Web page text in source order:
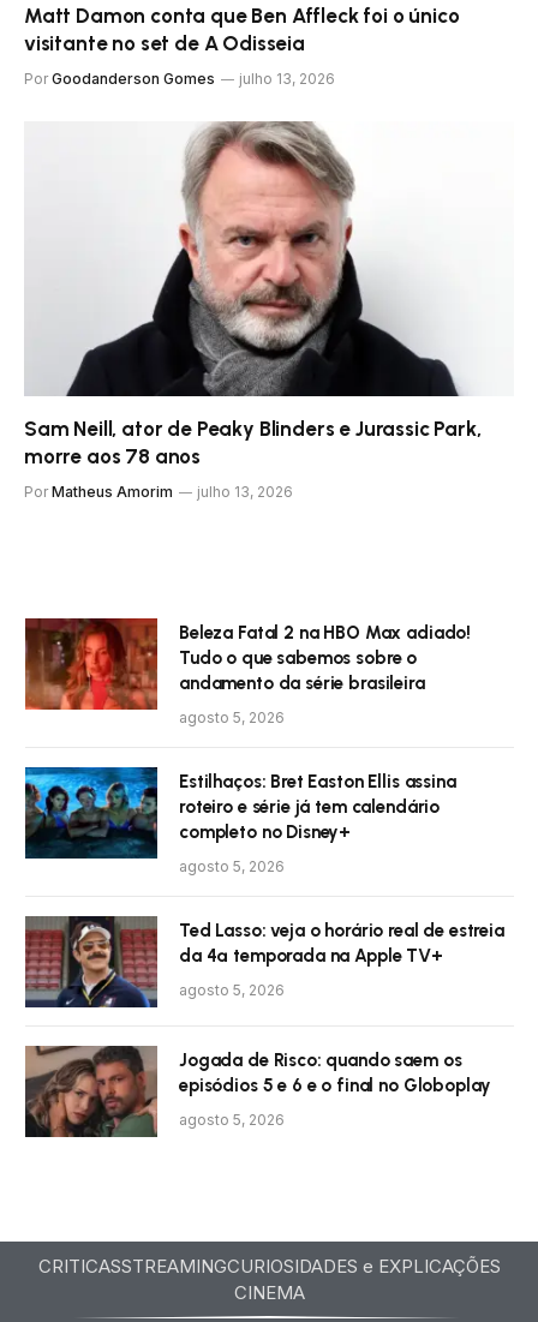
Matt Damon conta que Ben Affleck foi o único
visitante no set de A Odisseia
Por Goodanderson Gomes julho 13, 2026
Sam Neill, ator de Peaky Blinders e Jurassic Park,
morre aos 78 anos
Por Matheus Amorim julho 13, 2026
Beleza Fatal 2 na HBO Max adiado!
Tudo o que sabemos sobre o
andamento da série brasileira
agosto 5, 2026
Estilhaços: Bret Easton Ellis assina
roteiro e série já tem calendário
completo no Disney+
agosto 5, 2026
Ted Lasso: veja o horário real de estreia
da 4ª temporada na Apple TV+
agosto 5, 2026
Jogada de Risco: quando saem os
episódios 5 e 6 e o final no Globoplay
agosto 5, 2026
CRITICASSTREAMINGCURIOSIDADES e EXPLICAÇÕES
CINEMA